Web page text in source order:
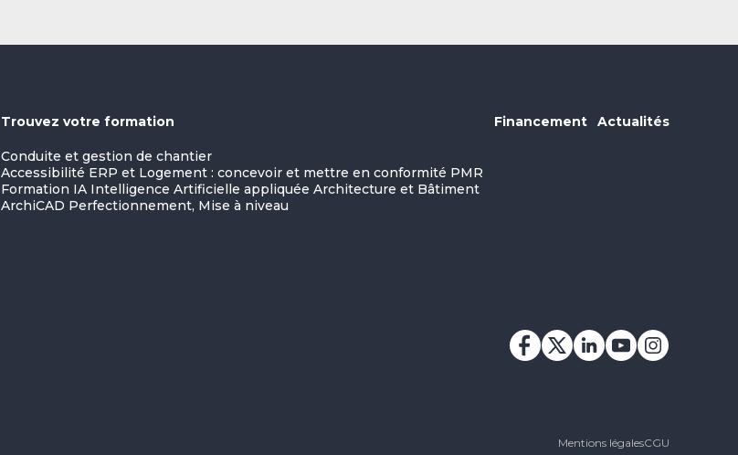
Trouvez votre formation
Conduite et gestion de chantier
Accessibilité ERP et Logement : concevoir et mettre en conformité PMR
Formation IA Intelligence Artificielle appliquée Architecture et Bâtiment
ArchiCAD Perfectionnement, Mise à niveau
Financement Actualités
Mentions légalesCGU